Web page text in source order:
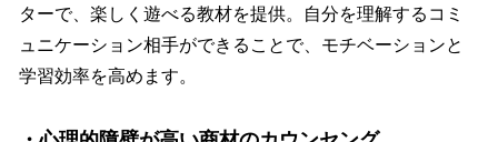
ターで、楽しく遊べる教材を提供。自分を理解するコミ
ュニケーション相手ができることで、モチベーションと
学習効率を高めます。